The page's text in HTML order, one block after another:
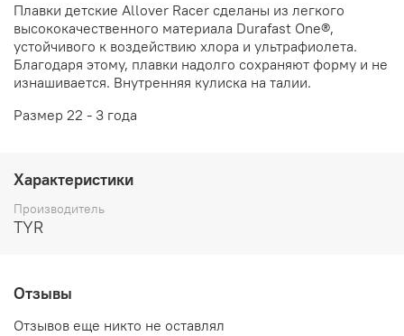
Плавки детские Allover Racer сделаны из легкого
высококачественного материала Durafast One®,
устойчивого к воздействию хлора и ультрафиолета.
Благодаря этому, плавки надолго сохраняют форму и не
изнашивается. Внутренняя кулиска на талии.
Размер 22 - 3 года
Характеристики
Производитель
TYR
Отзывы
Отзывов еще никто не оставлял